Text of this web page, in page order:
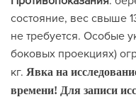
состояние, вес свыше
не требуется. Особые
боковых проекциях)
кг. Явка на
времени! Для записи